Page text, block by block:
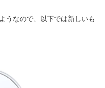
うなので、以下では新しいも